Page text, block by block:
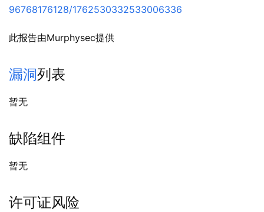
96768176128/1762530332533006336
此报告由Murphysec提供
漏洞列表
暂无
缺陷组件
暂无
许可证风险